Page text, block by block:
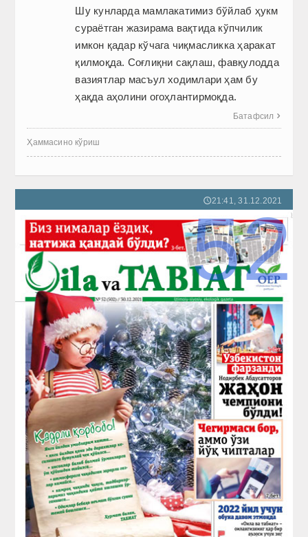
Шу кунларда мамлакатимиз бўйлаб ҳукм
сураётган жазирама вақтида кўпчилик
имкон қадар кўчага чиқмасликка ҳаракат
қилмоқда. Соғлиқни сақлаш, фавқулодда
вазиятлар масъул ходимлари ҳам бу
ҳақда аҳолини огоҳлантирмоқда.
Батафсил 
Ҳаммасино кўриш
🕔21:41, 31.12.2021
52